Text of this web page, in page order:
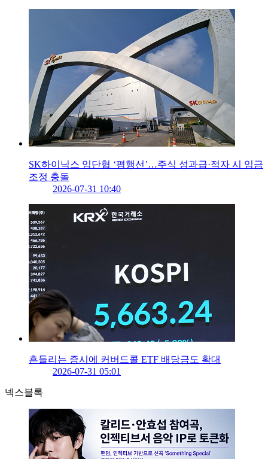
SK하이닉스 임단협 ‘평행선’…주식 성과급·적자 시 임금
조정 충돌
2026-07-31 10:40
흔들리는 증시에 커버드콜 ETF 배당금도 확대
2026-07-31 05:01
넥스블록